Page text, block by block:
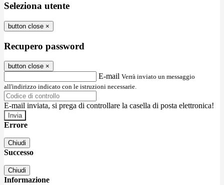
Seleziona utente
button close ×
Recupero password
button close ×
E-mail Verrà inviato un messaggio
all'indirizzo indicato con le istruzioni necessarie.
E-mail inviata, si prega di controllare la casella di posta elettronica!
Errore
Chiudi
Successo
Chiudi
Informazione